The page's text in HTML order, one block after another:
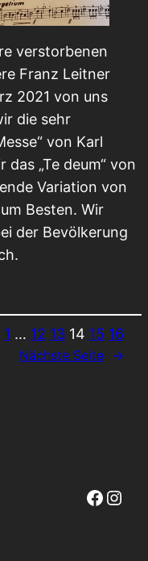
verstorbenen
Franz Leitner
2021 von uns
die sehr
von Karl
„Te deum“ von
Variation von
Besten. Wir
der Bevölkerung
1 … 12 13 14 15 16
Nächste Seite →